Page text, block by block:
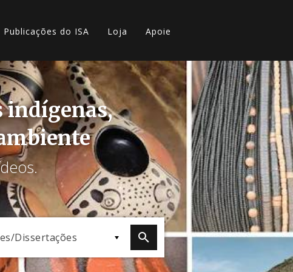
Publicações do ISA Loja Apoie
indígenas,
Dissertações